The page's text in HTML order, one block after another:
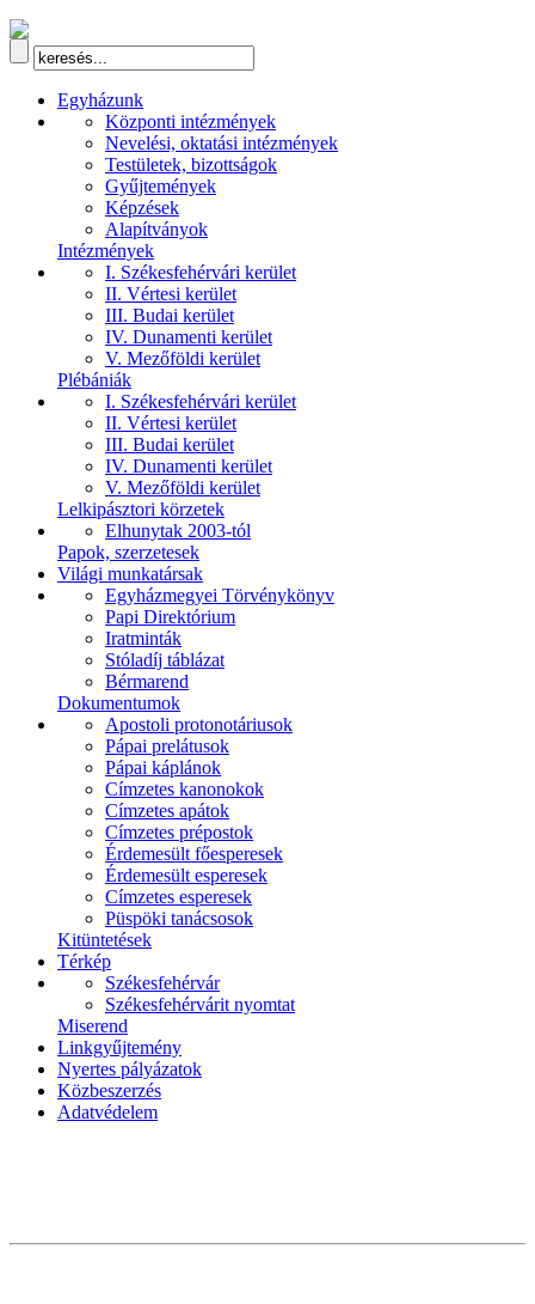
Egyházunk
Központi intézmények
Nevelési, oktatási intézmények
Testületek, bizottságok
Gyűjtemények
Képzések
Alapítványok
Intézmények
I. Székesfehérvári kerület
II. Vértesi kerület
III. Budai kerület
IV. Dunamenti kerület
V. Mezőföldi kerület
Plébániák
I. Székesfehérvári kerület
II. Vértesi kerület
III. Budai kerület
IV. Dunamenti kerület
V. Mezőföldi kerület
Lelkipásztori körzetek
Elhunytak 2003-tól
Papok, szerzetesek
Világi munkatársak
Egyházmegyei Törvénykönyv
Papi Direktórium
Iratminták
Stóladíj táblázat
Bérmarend
Dokumentumok
Apostoli protonotáriusok
Pápai prelátusok
Pápai káplánok
Címzetes kanonokok
Címzetes apátok
Címzetes prépostok
Érdemesült főesperesek
Érdemesült esperesek
Címzetes esperesek
Püspöki tanácsosok
Kitüntetések
Térkép
Székesfehérvár
Székesfehérvárit nyomtat
Miserend
Linkgyűjtemény
Nyertes pályázatok
Közbeszerzés
Adatvédelem